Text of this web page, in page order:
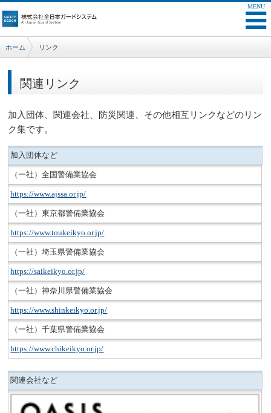
ホーム リンク
関連リンク
加入団体、関連会社、防災関連、その他相互リンクなどのリン
ク集です。
加入団体など
（一社）全国警備業協会
https://www.ajssa.or.jp/
（一社）東京都警備業協会
https://www.toukeikyo.or.jp/
（一社）埼玉県警備業協会
https://saikeikyo.or.jp/
（一社）神奈川県警備業協会
https://www.shinkeikyo.or.jp/
（一社）千葉県警備業協会
https://www.chikeikyo.or.jp/
関連会社など